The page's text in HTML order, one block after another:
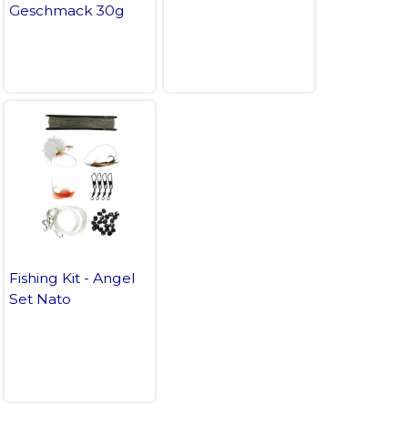
Geschmack 30g
Fishing Kit - Angel
Set Nato